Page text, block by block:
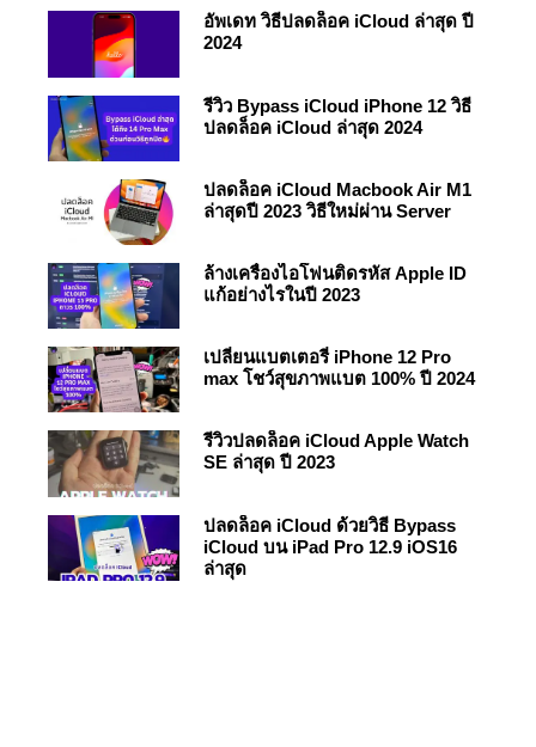
อัพเดท วิธีปลดล็อค iCloud ล่าสุด ปี
2024
รีวิว Bypass iCloud iPhone 12 วิธี
ปลดล็อค iCloud ล่าสุด 2024
ปลดล็อค iCloud Macbook Air M1
ล่าสุดปี 2023 วิธีใหม่ผ่าน Server
ล้างเครื่องไอโฟนติดรหัส Apple ID
แก้อย่างไรในปี 2023
เปลี่ยนแบตเตอรี่ iPhone 12 Pro
max โชว์สุขภาพแบต 100% ปี 2024
รีวิวปลดล็อค iCloud Apple Watch
SE ล่าสุด ปี 2023
ปลดล็อค iCloud ด้วยวิธี Bypass
iCloud บน iPad Pro 12.9 iOS16
ล่าสุด